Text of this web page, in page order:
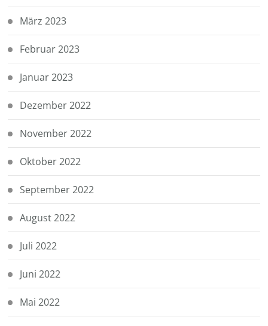
März 2023
Februar 2023
Januar 2023
Dezember 2022
November 2022
Oktober 2022
September 2022
August 2022
Juli 2022
Juni 2022
Mai 2022